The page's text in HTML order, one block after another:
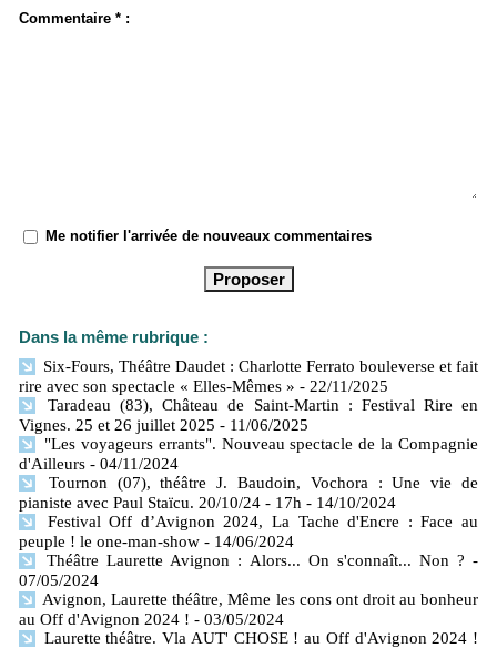
Commentaire * :
Me notifier l'arrivée de nouveaux commentaires
Dans la même rubrique :
Six-Fours, Théâtre Daudet : Charlotte Ferrato bouleverse et fait
rire avec son spectacle « Elles-Mêmes » - 22/11/2025
Taradeau (83), Château de Saint-Martin : Festival Rire en
Vignes. 25 et 26 juillet 2025 - 11/06/2025
"Les voyageurs errants". Nouveau spectacle de la Compagnie
d'Ailleurs - 04/11/2024
Tournon (07), théâtre J. Baudoin, Vochora : Une vie de
pianiste avec Paul Staïcu. 20/10/24 - 17h - 14/10/2024
Festival Off d’Avignon 2024, La Tache d'Encre : Face au
peuple ! le one-man-show - 14/06/2024
Théâtre Laurette Avignon : Alors... On s'connaît... Non ? -
07/05/2024
Avignon, Laurette théâtre, Même les cons ont droit au bonheur
au Off d'Avignon 2024 ! - 03/05/2024
Laurette théâtre. Vla AUT' CHOSE ! au Off d'Avignon 2024 !